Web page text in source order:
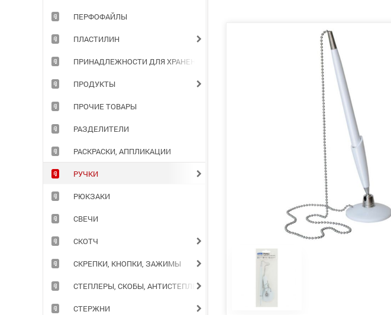
ПЕРФОФАЙЛЫ
ПЛАСТИЛИН
ПРИНАДЛЕЖНОСТИ ДЛЯ ХРАНЕНИЯ ДОКУМЕНТОВ
ПРОДУКТЫ
ПРОЧИЕ ТОВАРЫ
РАЗДЕЛИТЕЛИ
РАСКРАСКИ, АППЛИКАЦИИ
РУЧКИ
РЮКЗАКИ
СВЕЧИ
СКОТЧ
СКРЕПКИ, КНОПКИ, ЗАЖИМЫ
СТЕПЛЕРЫ, СКОБЫ, АНТИСТЕПЛЕРЫ
СТЕРЖНИ